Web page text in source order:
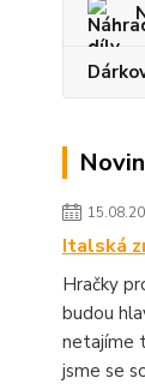
Italská
Hračky
budou
netajíme
jsme se